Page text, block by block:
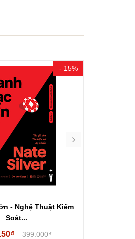
- 15%
- Nghệ Thuật Kiểm
Soát...
399.000₫